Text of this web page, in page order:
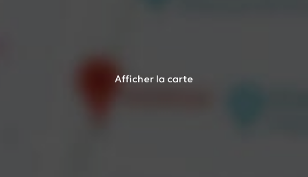
Afficher la carte